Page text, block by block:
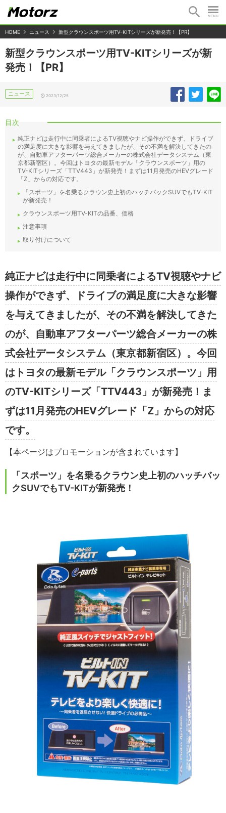
HOME ニュース 新型クラウンスポーツ用TV-KITシリーズが新発売！【PR】
新型クラウンスポーツ用TV-KITシリーズが新
発売！【PR】
ニュース 2023/12/25
目次
純正ナビは走行中に同乗者によるTV視聴やナビ操作ができず、ドライブ
の満足度に大きな影響を与えてきましたが、その不満を解決してきたの
が、自動車アフターパーツ総合メーカーの株式会社データシステム（東
京都新宿区）。今回はトヨタの最新モデル「クラウンスポーツ」用の
TV-KITシリーズ「TTV443」が新発売！まずは11月発売のHEVグレード
「Z」からの対応です。
「スポーツ」を名乗るクラウン史上初のハッチバックSUVでもTV-KIT
が新発売！
クラウンスポーツ用TV-KITの品番、価格
注意事項
取り付けについて
純正ナビは走行中に同乗者によるTV視聴やナビ
操作ができず、ドライブの満足度に大きな影響
を与えてきましたが、その不満を解決してきた
のが、自動車アフターパーツ総合メーカーの株
式会社データシステム（東京都新宿区）。今回
はトヨタの最新モデル「クラウンスポーツ」用
のTV-KITシリーズ「TTV443」が新発売！ま
ずは11月発売のHEVグレード「Z」からの対応
です。
【本ページはプロモーションが含まれています】
「スポーツ」を名乗るクラウン史上初のハッチバッ
クSUVでもTV-KITが新発売！